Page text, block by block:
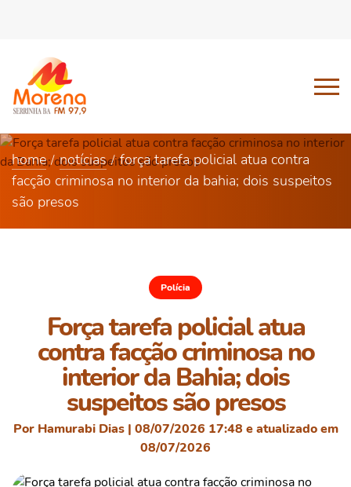
home notícias
força tarefa policial atua contra
facção criminosa no interior da bahia; dois suspeitos
são presos
Polícia
Força tarefa policial atua
contra facção criminosa no
interior da Bahia; dois
suspeitos são presos
Por Hamurabi Dias | 08/07/2026 17:48 e atualizado em
08/07/2026